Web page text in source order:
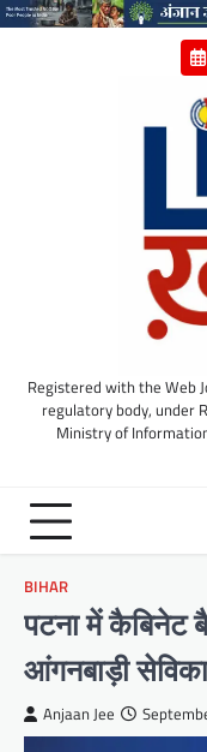
Skip
Registered with the Web
regulatory body, under
Ministry of
BIHAR
पटना में कैबिनेट
आंगनबाड़ी
Anjaan Jee